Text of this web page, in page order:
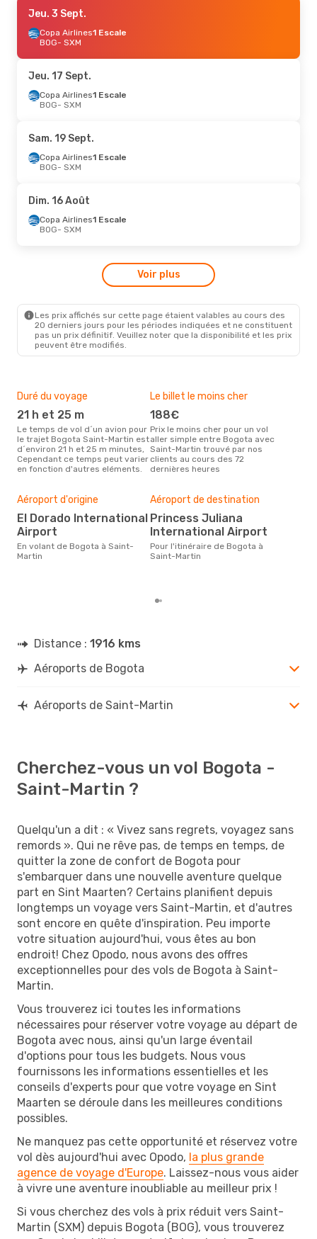
Sam. 15 Août
Copa Airlines1 Escale
BOG- SXM
SXM- BOG
Jeu. 27 Août- Lun. 31 Août
American Airlines
SXM - BOG
Jeu. 3 Sept.
Copa Airlines1 Escale
BOG- SXM
Jeu. 17 Sept.
Copa Airlines1 Escale
BOG- SXM
Sam. 19 Sept.
Copa Airlines1 Escale
BOG- SXM
Dim. 16 Août
Copa Airlines1 Escale
BOG- SXM
Voir plus
Les prix affichés sur cette page étaient valables au cours des
20 derniers jours pour les périodes indiquées et ne constituent
pas un prix définitif. Veuillez noter que la disponibilité et les prix
peuvent être modifiés.
Duré du voyage
21 h et 25 m
Le temps de vol d´un avion pour
le trajet Bogota Saint-Martin est
d´environ 21 h et 25 m minutes,
Cependant ce temps peut varier
en fonction d'autres eléments.
Le billet le moins cher
188€
Prix le moins cher pour un vol
aller simple entre Bogota avec
Saint-Martin trouvé par nos
clients au cours des 72
dernières heures
Aéroport d'origine
El Dorado International
Airport
En volant de Bogota à Saint-
Martin
Aéroport de destination
Princess Juliana
International Airport
Pour l'itinéraire de Bogota à
Saint-Martin
Distance : 1916 kms
Aéroports de Bogota
Aéroports de Saint-Martin
Cherchez-vous un vol Bogota -
Saint-Martin ?
Quelqu'un a dit : « Vivez sans regrets, voyagez sans
remords ». Qui ne rêve pas, de temps en temps, de
quitter la zone de confort de Bogota pour
s'embarquer dans une nouvelle aventure quelque
part en Sint Maarten? Certains planifient depuis
longtemps un voyage vers Saint-Martin, et d'autres
sont encore en quête d'inspiration. Peu importe
votre situation aujourd'hui, vous êtes au bon
endroit! Chez Opodo, nous avons des offres
exceptionnelles pour des vols de Bogota à Saint-
Martin.
Vous trouverez ici toutes les informations
nécessaires pour réserver votre voyage au départ de
Bogota avec nous, ainsi qu'un large éventail
d'options pour tous les budgets. Nous vous
fournissons les informations essentielles et les
conseils d'experts pour que votre voyage en Sint
Maarten se déroule dans les meilleures conditions
possibles.
Ne manquez pas cette opportunité et réservez votre
vol dès aujourd'hui avec Opodo, la plus grande
agence de voyage d'Europe. Laissez-nous vous aider
à vivre une aventure inoubliable au meilleur prix !
Si vous cherchez des vols à prix réduit vers Saint-
Martin (SXM) depuis Bogota (BOG), vous trouverez